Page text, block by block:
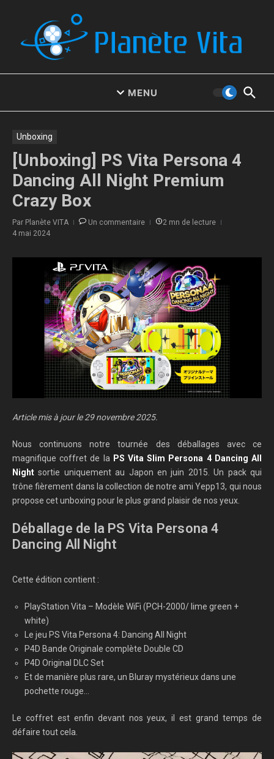
MENU
Unboxing
[Unboxing] PS Vita Persona 4
Dancing All Night Premium
Crazy Box
Par Planète VITA Un commentaire
2 mn de lecture
4 mai 2024
Article mis à jour le 29 novembre 2025.
Nous continuons notre tournée des déballages avec ce
magnifique coffret de la PS Vita Slim Persona 4 Dancing All
Night sortie uniquement au Japon en juin 2015. Un pack qui
trône fièrement dans la collection de notre ami Yepp13, qui nous
propose cet unboxing pour le plus grand plaisir de nos yeux.
Déballage de la PS Vita Persona 4
Dancing All Night
Cette édition contient :
PlayStation Vita – Modèle WiFi (PCH-2000/ lime green +
white)
Le jeu PS Vita Persona 4: Dancing All Night
P4D Bande Originale complète Double CD
P4D Original DLC Set
Et de manière plus rare, un Bluray mystérieux dans une
pochette rouge…
Le coffret est enfin devant nos yeux, il est grand temps de
défaire tout cela.